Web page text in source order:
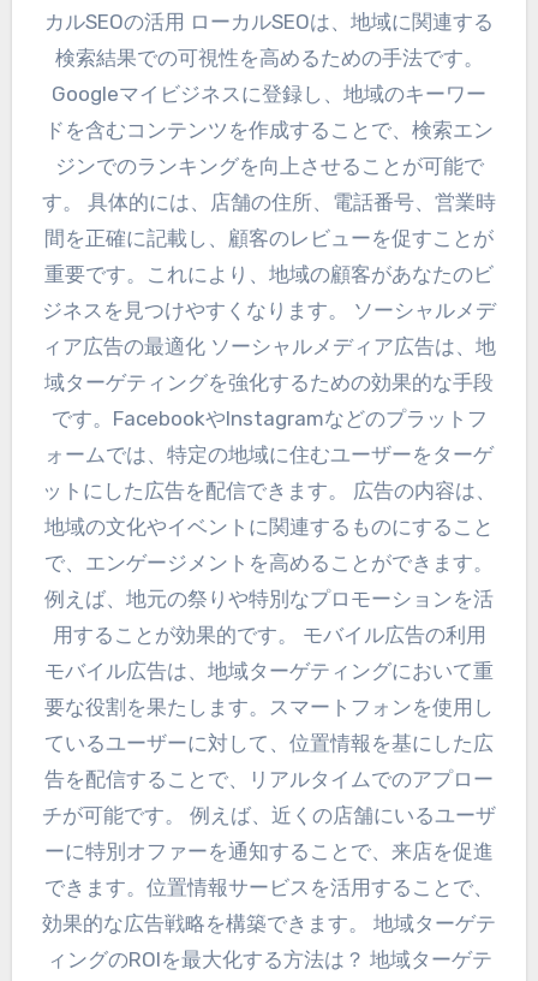
カルSEOの活用 ローカルSEOは、地域に関連する
検索結果での可視性を高めるための手法です。
Googleマイビジネスに登録し、地域のキーワー
ドを含むコンテンツを作成することで、検索エン
ジンでのランキングを向上させることが可能で
す。 具体的には、店舗の住所、電話番号、営業時
間を正確に記載し、顧客のレビューを促すことが
重要です。これにより、地域の顧客があなたのビ
ジネスを見つけやすくなります。 ソーシャルメデ
ィア広告の最適化 ソーシャルメディア広告は、地
域ターゲティングを強化するための効果的な手段
です。FacebookやInstagramなどのプラットフ
ォームでは、特定の地域に住むユーザーをターゲ
ットにした広告を配信できます。 広告の内容は、
地域の文化やイベントに関連するものにすること
で、エンゲージメントを高めることができます。
例えば、地元の祭りや特別なプロモーションを活
用することが効果的です。 モバイル広告の利用
モバイル広告は、地域ターゲティングにおいて重
要な役割を果たします。スマートフォンを使用し
ているユーザーに対して、位置情報を基にした広
告を配信することで、リアルタイムでのアプロー
チが可能です。 例えば、近くの店舗にいるユーザ
ーに特別オファーを通知することで、来店を促進
できます。位置情報サービスを活用することで、
効果的な広告戦略を構築できます。 地域ターゲテ
ィングのROIを最大化する方法は？ 地域ターゲテ